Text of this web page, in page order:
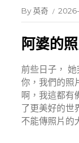
By英奇
阿婆的
前些日子，
你，我們的照
啊，我這都有
了更美好的世
不能傳照片的